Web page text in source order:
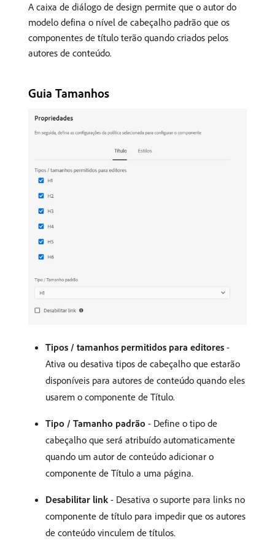
A caixa de diálogo de design permite que o autor do
modelo defina o nível de cabeçalho padrão que os
componentes de título terão quando criados pelos
autores de conteúdo.
Guia Tamanhos
Tipos / tamanhos permitidos para editores -
Ativa ou desativa tipos de cabeçalho que estarão
disponíveis para autores de conteúdo quando eles
usarem o componente de Título.
Tipo / Tamanho padrão - Define o tipo de
cabeçalho que será atribuído automaticamente
quando um autor de conteúdo adicionar o
componente de Título a uma página.
Desabilitar link - Desativa o suporte para links no
componente de título para impedir que os autores
de conteúdo vinculem de títulos.